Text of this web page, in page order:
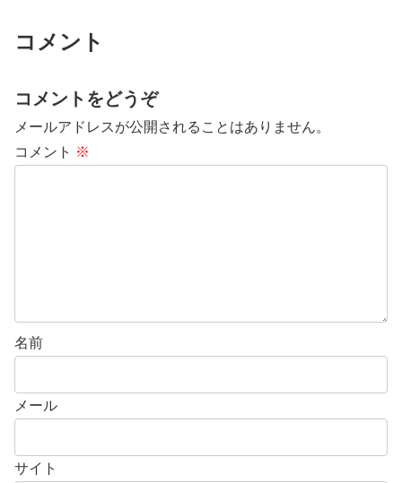
コメント
コメントをどうぞ
メールアドレスが公開されることはありません。
コメント ※
名前
メール
サイト